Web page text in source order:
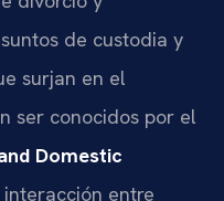
de custodia y
surjan en el
ser conocidos por el
Domestic
interacción entre